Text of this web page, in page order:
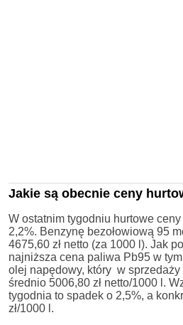
Jakie są obecnie ceny
W ostatnim tygodniu hurtowe
2,2%. Benzynę bezołowiową 95
4675,60 zł netto (za 1000 l). Jak
najniższa cena paliwa Pb95 w
olej napędowy, który w
średnio 5006,80 zł netto/1000 l.
tygodnia to spadek o 2,5%, a
zł/1000 l.